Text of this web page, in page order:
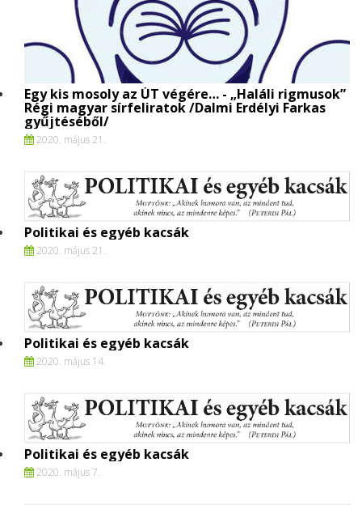
Egy kis mosoly az ÚT végére… - „Haláli rigmusok”
Régi magyar sírfeliratok /Dalmi Erdélyi Farkas
gyűjtéséből/
2020. május 21.
Politikai és egyéb kacsák
2020. május 21.
Politikai és egyéb kacsák
2020. május 14.
Politikai és egyéb kacsák
2020. május 7.